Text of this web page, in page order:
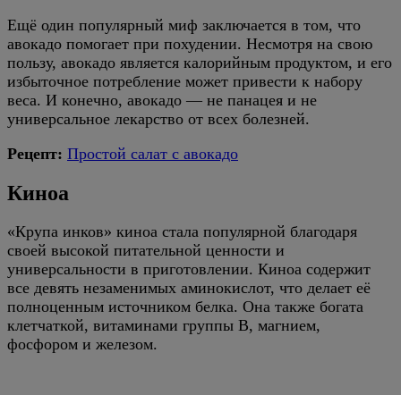
Ещё один популярный миф заключается в том, что
авокадо помогает при похудении. Несмотря на свою
пользу, авокадо является калорийным продуктом, и его
избыточное потребление может привести к набору
веса. И конечно, авокадо — не панацея и не
универсальное лекарство от всех болезней.
Рецепт: Простой салат с авокадо
Киноа
«Крупа инков» киноа стала популярной благодаря
своей высокой питательной ценности и
универсальности в приготовлении. Киноа содержит
все девять незаменимых аминокислот, что делает её
полноценным источником белка. Она также богата
клетчаткой, витаминами группы B, магнием,
фосфором и железом.